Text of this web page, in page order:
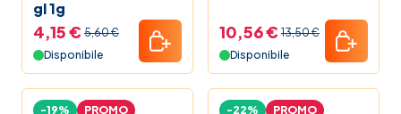
gl 1g
4,15 € 5,60 €
Disponibile
10,56 € 13,50 €
Disponibile
-19% PROMO -22% PROMO